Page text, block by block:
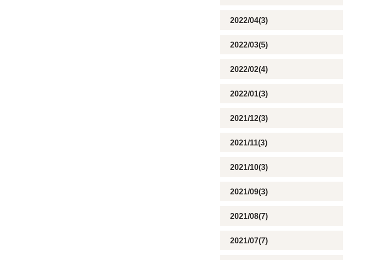
2022/04(3)
2022/03(5)
2022/02(4)
2022/01(3)
2021/12(3)
2021/11(3)
2021/10(3)
2021/09(3)
2021/08(7)
2021/07(7)